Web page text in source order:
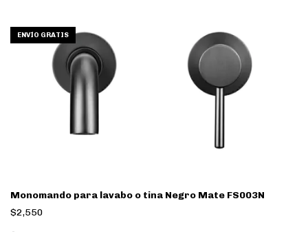
ENVÍO GRATIS
Monomando para lavabo o tina Negro Mate FS003N
$2,550